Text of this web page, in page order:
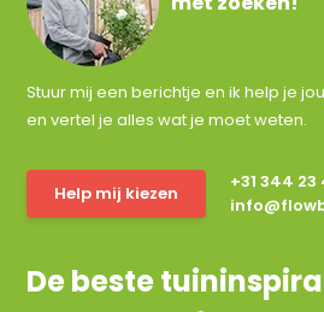
Stuur mij een berichtje en ik help je
en vertel je alles wat je moet weten.
Help mij kiezen
+31 344
De beste